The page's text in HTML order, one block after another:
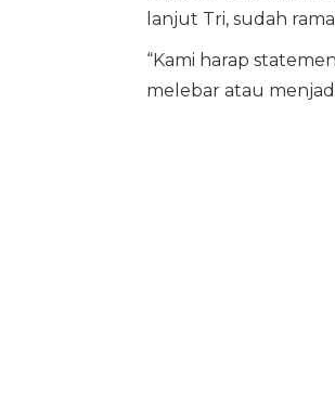
lanjut Tri, sudah
“Kami harap
melebar atau